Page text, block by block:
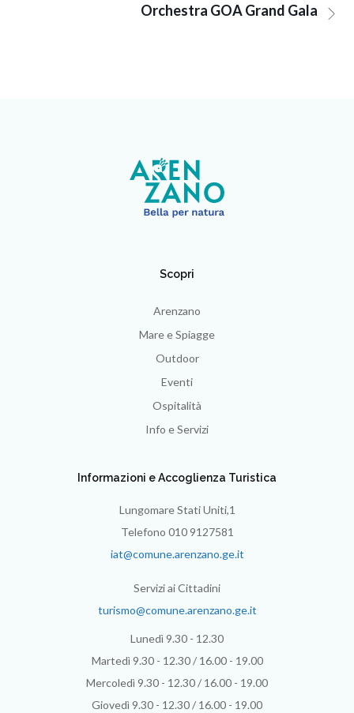
Orchestra GOA Grand Gala
Scopri
Arenzano
Mare e Spiagge
Outdoor
Eventi
Ospitalità
Info e Servizi
Informazioni e Accoglienza Turistica
Lungomare Stati Uniti,1
Telefono 010 9127581
iat@comune.arenzano.ge.it
Servizi ai Cittadini
turismo@comune.arenzano.ge.it
Lunedì 9.30 - 12.30
Martedì 9.30 - 12.30 / 16.00 - 19.00
Mercoledì 9.30 - 12.30 / 16.00 - 19.00
Giovedì 9.30 - 12.30 / 16.00 - 19.00